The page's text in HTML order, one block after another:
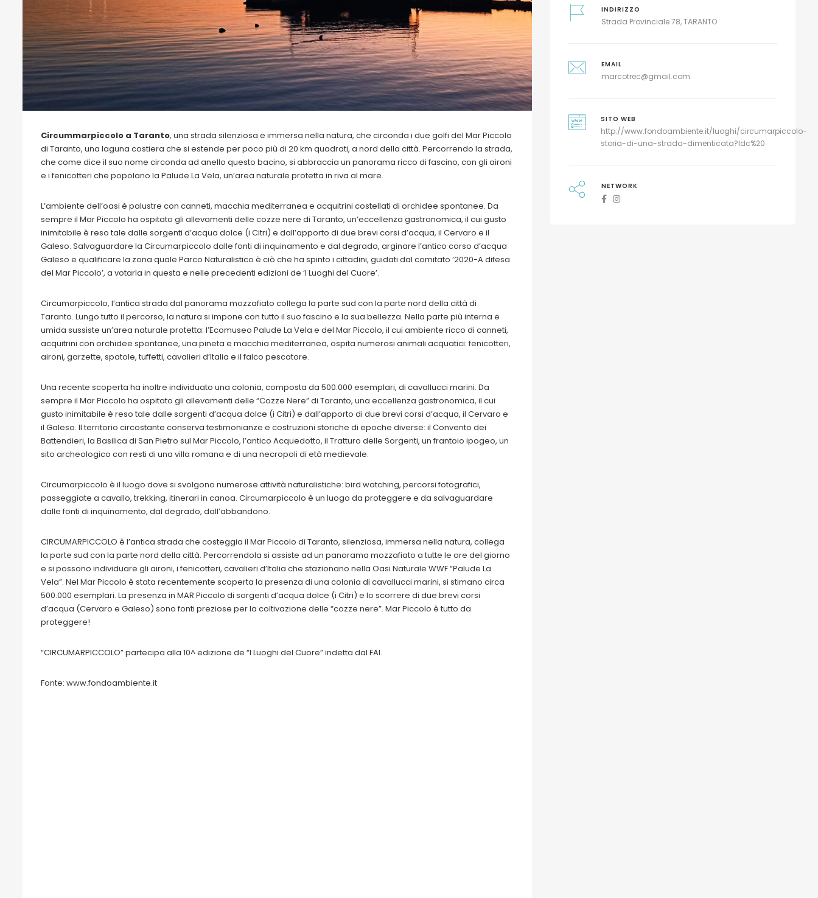
Circummarpiccolo a Taranto, una strada silenziosa e immersa nella natura, che circonda i due golfi del Mar Piccolo
di Taranto, una laguna costiera che si estende per poco più di 20 km quadrati, a nord della città. Percorrendo la strada,
che come dice il suo nome circonda ad anello questo bacino, si abbraccia un panorama ricco di fascino, con gli aironi
e i fenicotteri che popolano la Palude La Vela, un’area naturale protetta in riva al mare.
L’ambiente dell’oasi è palustre con canneti, macchia mediterranea e acquitrini costellati di orchidee spontanee. Da
sempre il Mar Piccolo ha ospitato gli allevamenti delle cozze nere di Taranto, un’eccellenza gastronomica, il cui gusto
inimitabile è reso tale dalle sorgenti d’acqua dolce (i Citri) e dall’apporto di due brevi corsi d’acqua, il Cervaro e il
Galeso. Salvaguardare la Circumarpiccolo dalle fonti di inquinamento e dal degrado, arginare l’antico corso d’acqua
Galeso e qualificare la zona quale Parco Naturalistico è ciò che ha spinto i cittadini, guidati dal comitato ‘2020-A difesa
del Mar Piccolo’, a votarla in questa e nelle precedenti edizioni de ‘I Luoghi del Cuore’.
Circumarpiccolo, l’antica strada dal panorama mozzafiato collega la parte sud con la parte nord della città di
Taranto. Lungo tutto il percorso, la natura si impone con tutto il suo fascino e la sua bellezza. Nella parte più interna e
umida sussiste un’area naturale protetta: l’Ecomuseo Palude La Vela e del Mar Piccolo, il cui ambiente ricco di canneti,
acquitrini con orchidee spontanee, una pineta e macchia mediterranea, ospita numerosi animali acquatici: fenicotteri,
aironi, garzette, spatole, tuffetti, cavalieri d’Italia e il falco pescatore.
Una recente scoperta ha inoltre individuato una colonia, composta da 500.000 esemplari, di cavallucci marini. Da
sempre il Mar Piccolo ha ospitato gli allevamenti delle “Cozze Nere” di Taranto, una eccellenza gastronomica, il cui
gusto inimitabile è reso tale dalle sorgenti d’acqua dolce (i Citri) e dall’apporto di due brevi corsi d’acqua, il Cervaro e
il Galeso. Il territorio circostante conserva testimonianze e costruzioni storiche di epoche diverse: il Convento dei
Battendieri, la Basilica di San Pietro sul Mar Piccolo, l’antico Acquedotto, il Tratturo delle Sorgenti, un frantoio ipogeo, un
sito archeologico con resti di una villa romana e di una necropoli di età medievale.
Circumarpiccolo è il luogo dove si svolgono numerose attività naturalistiche: bird watching, percorsi fotografici,
passeggiate a cavallo, trekking, itinerari in canoa. Circumarpiccolo è un luogo da proteggere e da salvaguardare
dalle fonti di inquinamento, dal degrado, dall’abbandono.
CIRCUMARPICCOLO è l’antica strada che costeggia il Mar Piccolo di Taranto, silenziosa, immersa nella natura, collega
la parte sud con la parte nord della città. Percorrendola si assiste ad un panorama mozzafiato a tutte le ore del giorno
e si possono individuare gli aironi, i fenicotteri, cavalieri d’Italia che stazionano nella Oasi Naturale WWF “Palude La
Vela”. Nel Mar Piccolo è stata recentemente scoperta la presenza di una colonia di cavallucci marini, si stimano circa
500.000 esemplari. La presenza in MAR Piccolo di sorgenti d’acqua dolce (i Citri) e lo scorrere di due brevi corsi
d’acqua (Cervaro e Galeso) sono fonti preziose per la coltivazione delle “cozze nere”. Mar Piccolo è tutto da
proteggere!
“CIRCUMARPICCOLO” partecipa alla 10^ edizione de “I Luoghi del Cuore” indetta dal FAI.
Fonte: www.fondoambiente.it
INDIRIZZO
Strada Provinciale 78, TARANTO
EMAIL
marcotrec@gmail.com
SITO WEB
http://www.fondoambiente.it/luoghi/circumarpiccolo-
storia-di-una-strada-dimenticata?ldc%20
NETWORK